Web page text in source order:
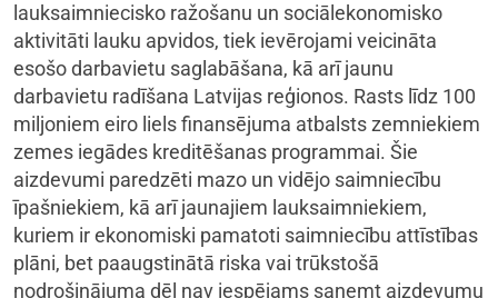
lauksaimniecisko ražošanu un sociālekonomisko
aktivitāti lauku apvidos, tiek ievērojami veicināta
esošo darbavietu saglabāšana, kā arī jaunu
darbavietu radīšana Latvijas reģionos. Rasts līdz 100
miljoniem eiro liels finansējuma atbalsts zemniekiem
zemes iegādes kreditēšanas programmai. Šie
aizdevumi paredzēti mazo un vidējo saimniecību
īpašniekiem, kā arī jaunajiem lauksaimniekiem,
kuriem ir ekonomiski pamatoti saimniecību attīstības
plāni, bet paaugstinātā riska vai trūkstošā
nodrošinājuma dēļ nav iespējams saņemt aizdevumu